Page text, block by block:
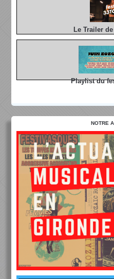
Le Trailer
Playlist du
NOTRE